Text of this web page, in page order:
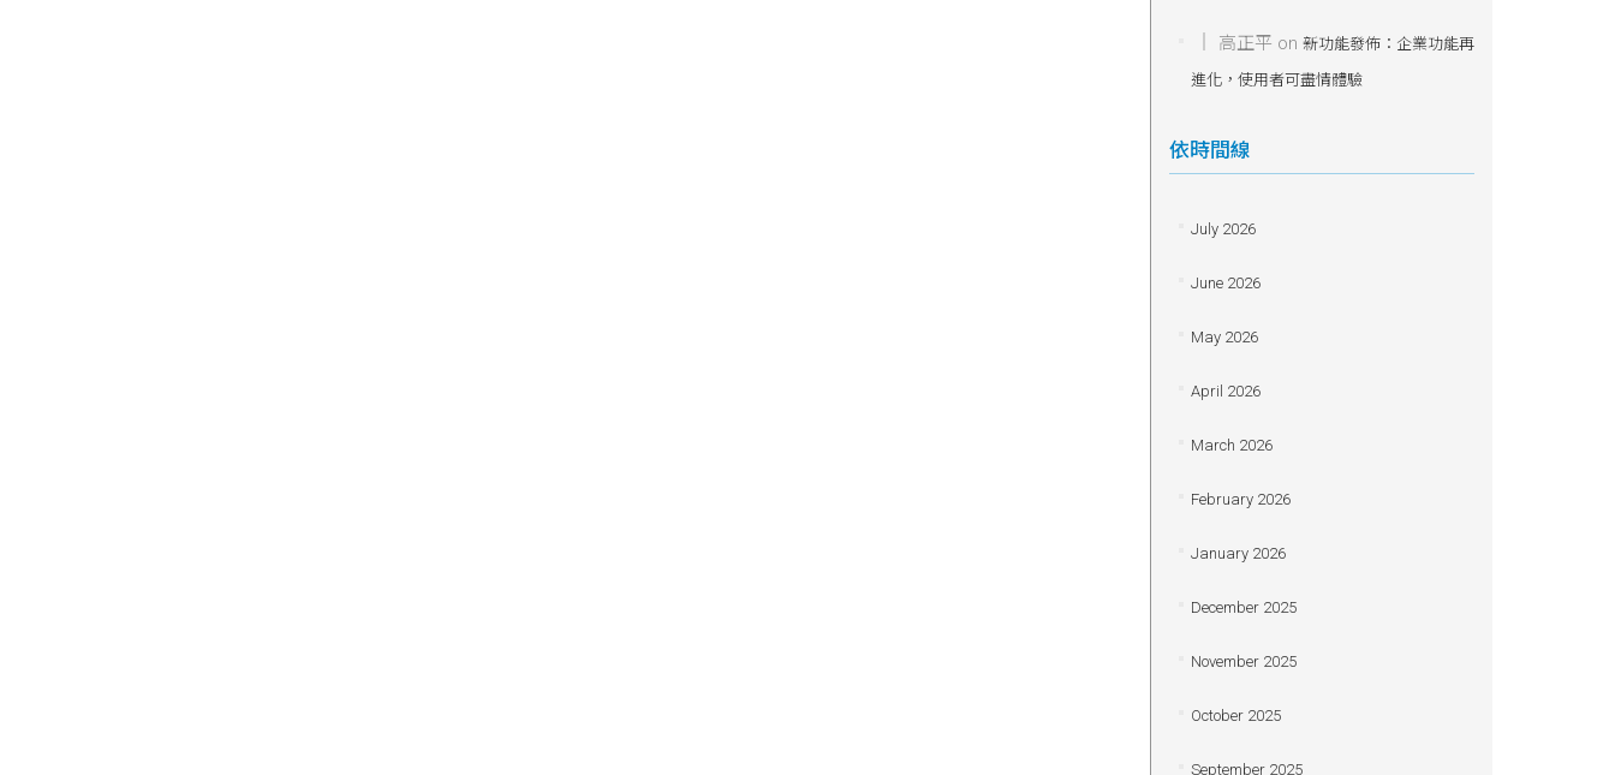
高正平 on 新功能發佈：企業功能再
進化，使用者可盡情體驗
依時間線
July 2026
June 2026
May 2026
April 2026
March 2026
February 2026
January 2026
December 2025
November 2025
October 2025
September 2025